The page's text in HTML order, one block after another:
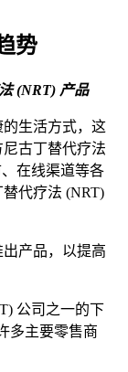
势
(NRT) 产品
生活方式，这
古丁替代疗法
在线渠道等各
代疗法 (NRT)
产品，以提高
公司之一的下
多主要零售商